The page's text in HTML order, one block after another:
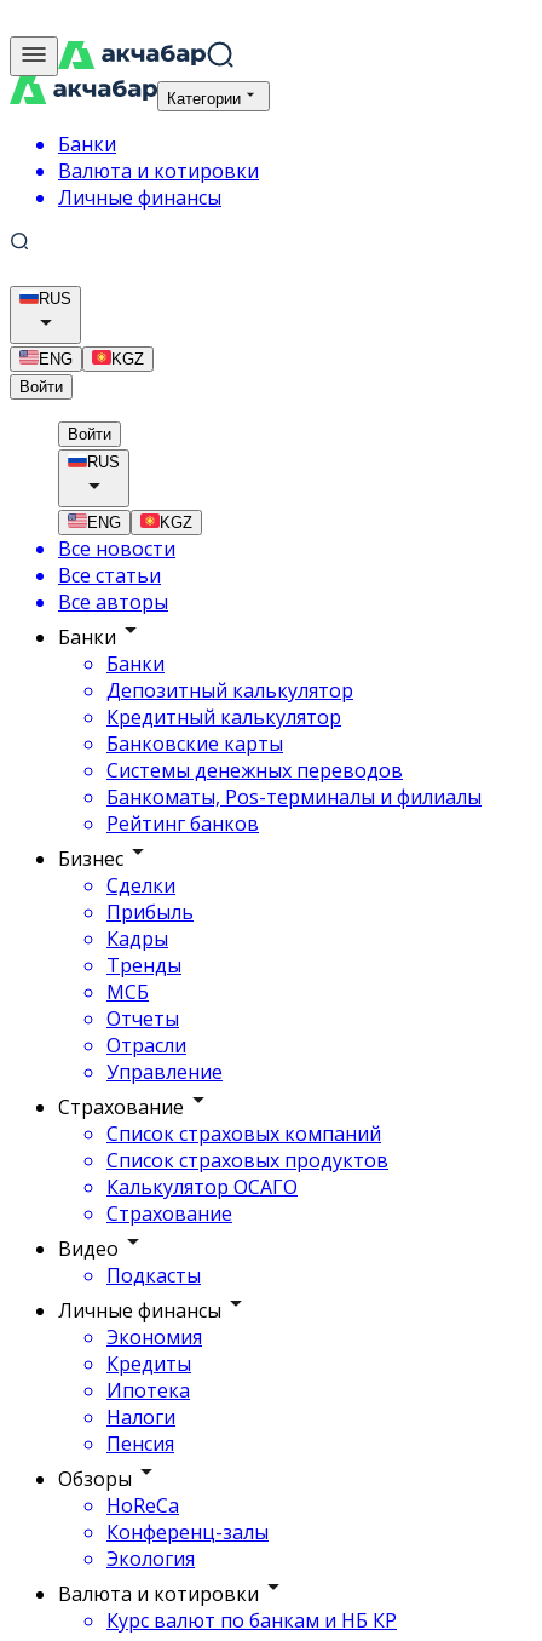
Категории
Банки
Валюта и котировки
Личные финансы
RUS
ENG
KGZ
Войти
Войти
RUS
ENG KGZ
Все новости
Все статьи
Все авторы
Банки
Банки
Депозитный калькулятор
Кредитный калькулятор
Банковские карты
Системы денежных переводов
Банкоматы, Pos-терминалы и филиалы
Рейтинг банков
Бизнес
Сделки
Прибыль
Кадры
Тренды
МСБ
Отчеты
Отрасли
Управление
Страхование
Список страховых компаний
Список страховых продуктов
Калькулятор ОСАГО
Страхование
Видео
Подкасты
Личные финансы
Экономия
Кредиты
Ипотека
Налоги
Пенсия
Обзоры
HoReCa
Конференц-залы
Экология
Валюта и котировки
Курс валют по банкам и НБ КР